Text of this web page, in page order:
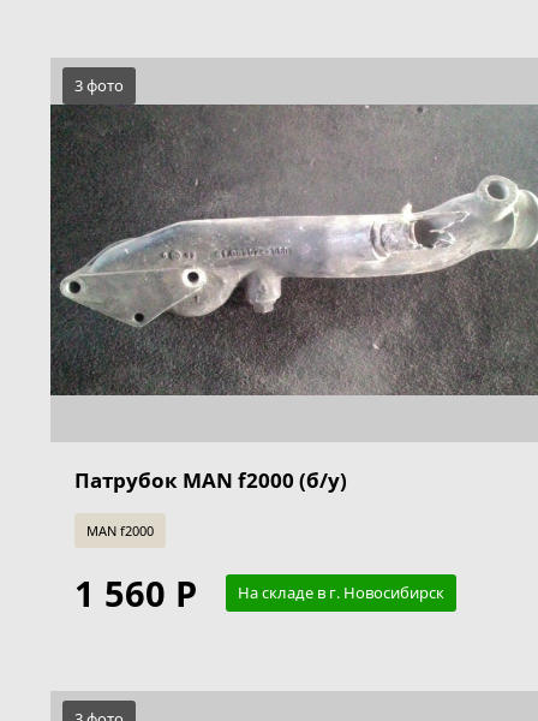
3 фото
Патрубок MAN f2000 (б/у)
MAN f2000
1 560 Р На складе в г. Новосибирск